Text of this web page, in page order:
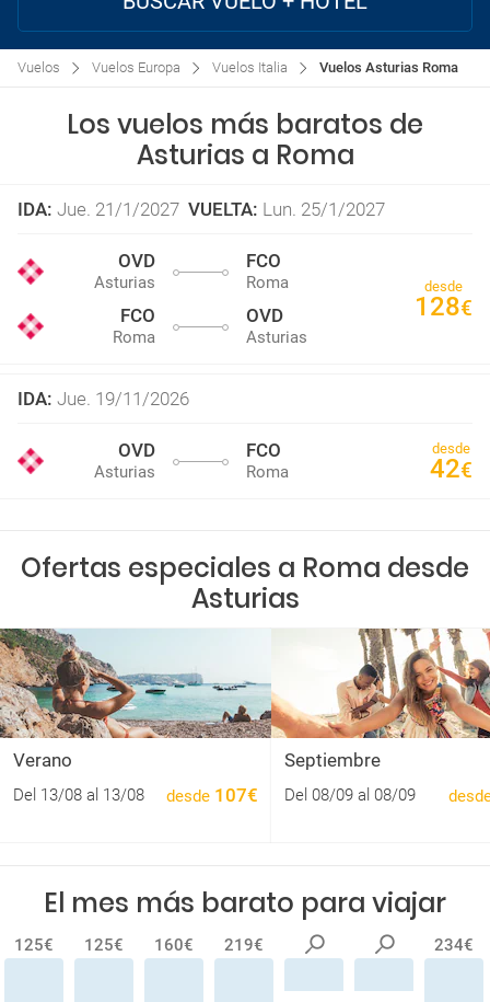
Vuelos Vuelos Europa Vuelos Italia Vuelos Asturias Roma
Los vuelos más baratos de
Asturias a Roma
IDA: Jue. 21/1/2027 VUELTA: Lun. 25/1/2027
OVD
Asturias
FCO
Roma
FCO
Roma
OVD
Asturias
desde
128€
IDA: Jue. 19/11/2026
OVD
Asturias
FCO
Roma
desde
42€
Ofertas especiales a Roma desde
Asturias
Verano
Del 13/08 al 13/08 desde 107€
Septiembre
Del 08/09 al 08/09
El mes más barato para viajar
125€ 125€ 160€ 219€ 234€